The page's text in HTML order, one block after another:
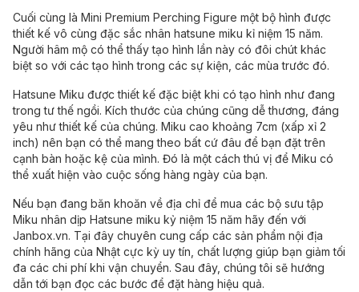
Cuối cùng là Mini Premium Perching Figure một bộ hình được
thiết kế vô cùng đặc sắc nhân hatsune miku kỉ niệm 15 năm.
Người hâm mộ có thể thấy tạo hình lần này có đôi chút khác
biệt so với các tạo hình trong các sự kiện, các mùa trước đó.
Hatsune Miku được thiết kế đặc biệt khi có tạo hình như đang
trong tư thế ngồi. Kích thước của chúng cũng dễ thương, đáng
yêu như thiết kế của chúng. Miku cao khoảng 7cm (xấp xỉ 2
inch) nên bạn có thể mang theo bất cứ đâu để bạn đặt trên
cạnh bàn hoặc kệ của mình. Đó là một cách thú vị để Miku có
thể xuất hiện vào cuộc sống hàng ngày của bạn.
Nếu bạn đang băn khoăn về địa chỉ để mua các bộ sưu tập
Miku nhân dịp Hatsune miku kỷ niệm 15 năm hãy đến với
Janbox.vn. Tại đây chuyên cung cấp các sản phẩm nội địa
chính hãng của Nhật cực kỳ uy tín, chất lượng giúp bạn giảm tối
đa các chi phí khi vận chuyển. Sau đây, chúng tôi sẽ hướng
dẫn tới bạn đọc các bước để đặt hàng hiệu quả.